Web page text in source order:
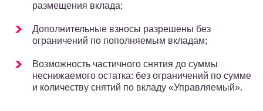
размещения вклада;
Дополнительные взносы разрешены без
ограничений по пополняемым вкладам;
Возможность частичного снятия до суммы
неснижаемого остатка: без ограничений по сумме
и количеству снятий по вкладу «Управляемый».